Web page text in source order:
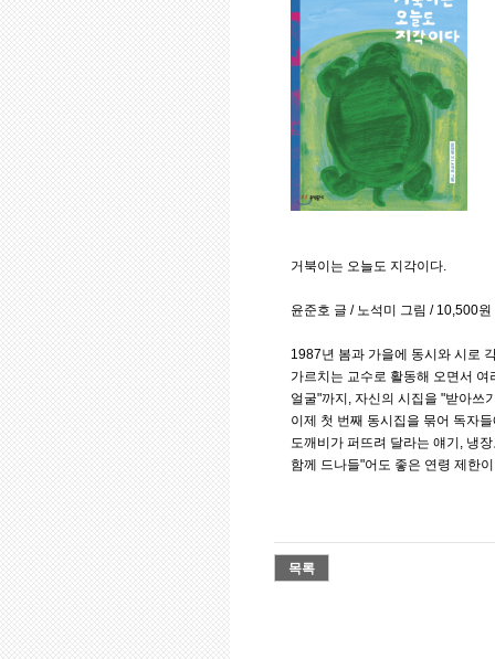
거북이는 오늘도 지각이다.
윤준호 글 / 노석미 그림 / 10,500
1987년 봄과 가을에 동시와 시로
가르치는 교수로 활동해 오면서
얼굴"까지, 자신의 시집을 "받아쓰
이제 첫 번째 동시집을 묶어 독자
도깨비가 퍼뜨려 달라는 얘기, 냉
함께 드나들"어도 좋은 연령 제한
목록